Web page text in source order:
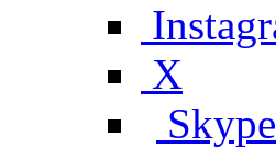
X
Skype